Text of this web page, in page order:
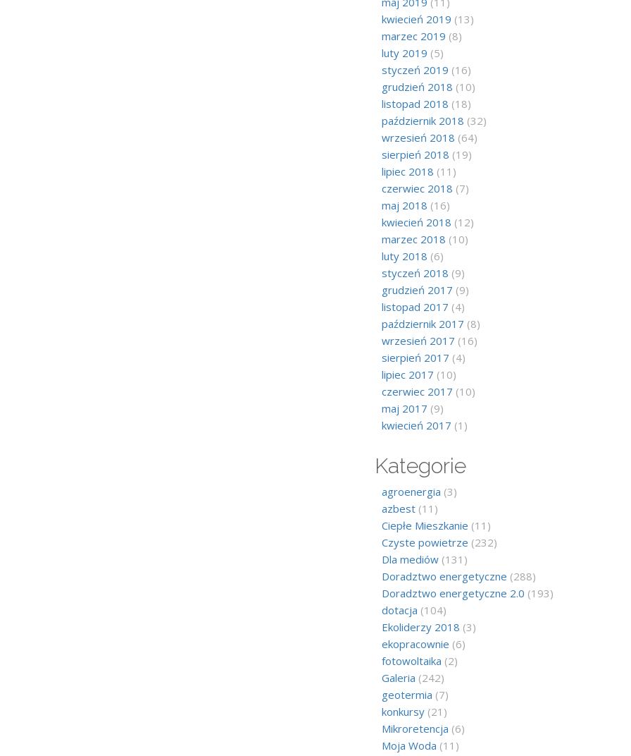
kwiecień 2019 (13)
marzec 2019 (8)
luty 2019 (5)
styczeń 2019 (16)
grudzień 2018 (10)
listopad 2018 (18)
październik 2018 (32)
wrzesień 2018 (64)
sierpień 2018 (19)
lipiec 2018 (11)
czerwiec 2018 (7)
maj 2018 (16)
kwiecień 2018 (12)
marzec 2018 (10)
luty 2018 (6)
styczeń 2018 (9)
grudzień 2017 (9)
listopad 2017 (4)
październik 2017 (8)
wrzesień 2017 (16)
sierpień 2017 (4)
lipiec 2017 (10)
czerwiec 2017 (10)
maj 2017 (9)
kwiecień 2017 (1)
Kategorie
agroenergia (3)
azbest(11)
Ciepłe Mieszkanie (11)
Czyste powietrze (232)
Dla mediów(131)
Doradztwo energetyczne (288)
Doradztwo energetyczne 2.0 (193)
dotacja (104)
Ekoliderzy 2018 (3)
ekopracownie (6)
fotowoltaika (2)
Galeria (242)
geotermia (7)
konkursy(21)
Mikroretencja (6)
Moja Woda (11)